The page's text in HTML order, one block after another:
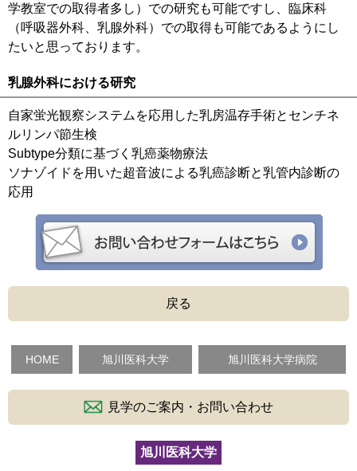
学教室での取得者多し）での研究も可能ですし、臨床科
（呼吸器外科、乳腺外科）での取得も可能であるようにし
たいと思っております。
乳腺外科における研究
自家蛍光観察システムを応用した乳房温存手術とセンチネ
ルリンパ節生検
Subtype分類に基づく乳癌薬物療法
ソナゾイドを用いた超音波による乳癌診断と乳管内診断の
応用
戻る
HOME 旭川医科大学 旭川医科大学病院
見学のご案内・お問い合わせ
旭川医科大学